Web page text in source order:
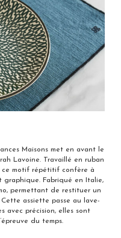
Maisons met en avant le
Lavoine. Travaillé en ruban
ce motif répétitif confère à
graphique. Fabriqué en Italie,
permettant de restituer un
assiette passe au lave-
avec précision, elles sont
du temps.